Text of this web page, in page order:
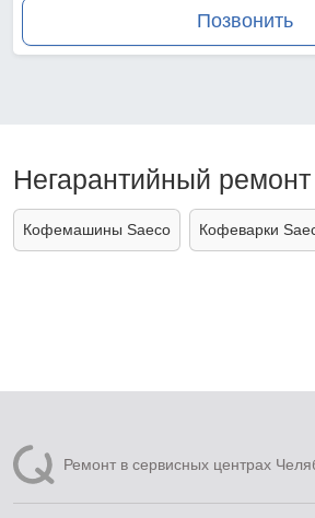
Позвонить
Негарантийный ремонт
Кофемашины Saeco Кофеварки
Ремонт в сервисных центрах